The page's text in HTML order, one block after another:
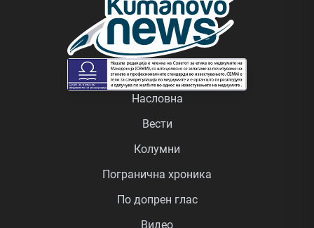
Насловна
Вести
Колумни
Погранична хроника
По допрен глас
Видео